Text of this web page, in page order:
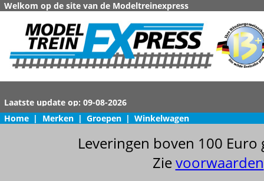
Welkom op de site van de Modeltreinexpress
Home | Merken | Groepen | Winkelwagen
Leveringen boven 100
Zievoorwaarden